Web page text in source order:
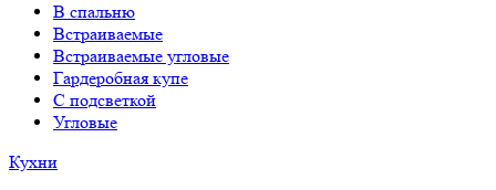
В спальню
Встраиваемые
Встраиваемые угловые
Гардеробная купе
С подсветкой
Угловые
Кухни